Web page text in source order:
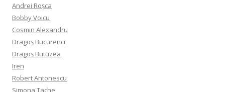
Andrei Roșca
Bobby Voicu
Cosmin Alexandru
Dragoș Bucurenci
Dragoș Butuzea
Iren
Robert Antonescu
Simona Tache